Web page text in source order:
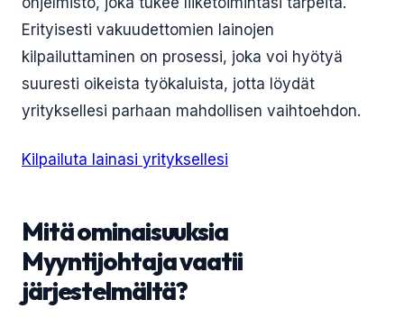
Erityisesti vakuudettomien lainojen
kilpailuttaminen on prosessi, joka voi hyötyä
suuresti oikeista työkaluista, jotta löydät
yrityksellesi parhaan mahdollisen vaihtoehdon.
Kilpailuta lainasi yrityksellesi
Mitä ominaisuuksia
Myyntijohtaja vaatii
järjestelmältä?